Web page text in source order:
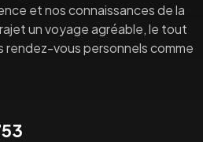
et nos connaissances de la
un voyage agréable, le tout
rendez-vous personnels comme